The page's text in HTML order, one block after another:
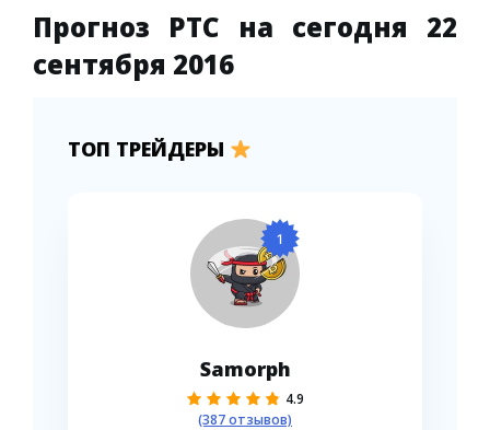
Прогноз РТС на сегодня 22
сентября 2016
ТОП ТРЕЙДЕРЫ
1
Samorph
4.9
(387 отзывов)